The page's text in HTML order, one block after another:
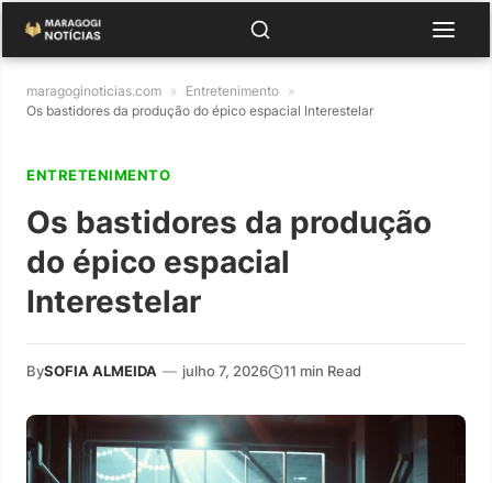
maragoginoticias.com » Entretenimento »
Os bastidores da produção do épico espacial Interestelar
ENTRETENIMENTO
Os bastidores da produção
do épico espacial
Interestelar
BySOFIA ALMEIDA — julho 7, 2026 11 min Read